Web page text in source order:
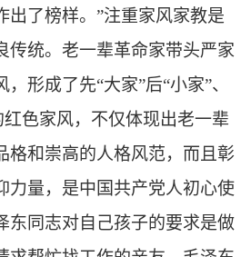
出了榜样。”注重家风家教是
传统。老一辈革命家带头严家
形成了先“大家”后“小家”、
红色家风，不仅体现出老一辈
格和崇高的人格风范，而且彰
力量，是中国共产党人初心使
东同志对自己孩子的要求是做